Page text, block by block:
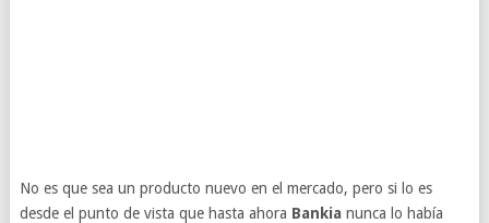
No es que sea un producto nuevo en el mercado, pero si lo es
desde el punto de vista que hasta ahora Bankia nunca lo había